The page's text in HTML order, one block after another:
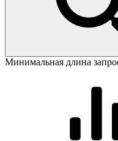
Минимальная длина